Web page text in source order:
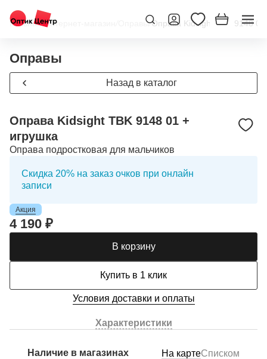
Главная/Интернет-магазин Оправы/Оправа Kidsight TBK 9148 01
Оправы
Назад в каталог
Оправа Kidsight TBK 9148 01 +
игрушка
Оправа подростковая для мальчиков
Скидка 20% на заказ очков при онлайн
записи
Акция
4 190 ₽
В корзину
Купить в 1 клик
Условия доставки и оплаты
Характеристики
Наличие в магазинах На картеСписком